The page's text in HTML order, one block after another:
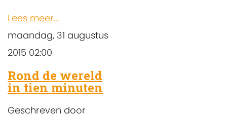
Lees meer...
maandag, 31 augustus
2015 02:00
Rond de wereld
in tien minuten
Geschreven door